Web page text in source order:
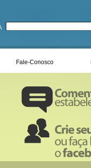
Fale-Conosco